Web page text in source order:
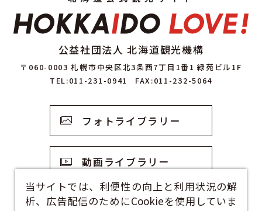
公益社団法人 北海道観光機構
〒060-0003 札幌市中央区北3条西7丁目1番1 緑苑ビル1F
TEL:011-231-0941
FAX:011-232-5064
フォトライブラリー
動画ライブラリー
観光資料
当サイトでは、利便性の向上と利用状況の解
析、広告配信のためにCookieを使用していま